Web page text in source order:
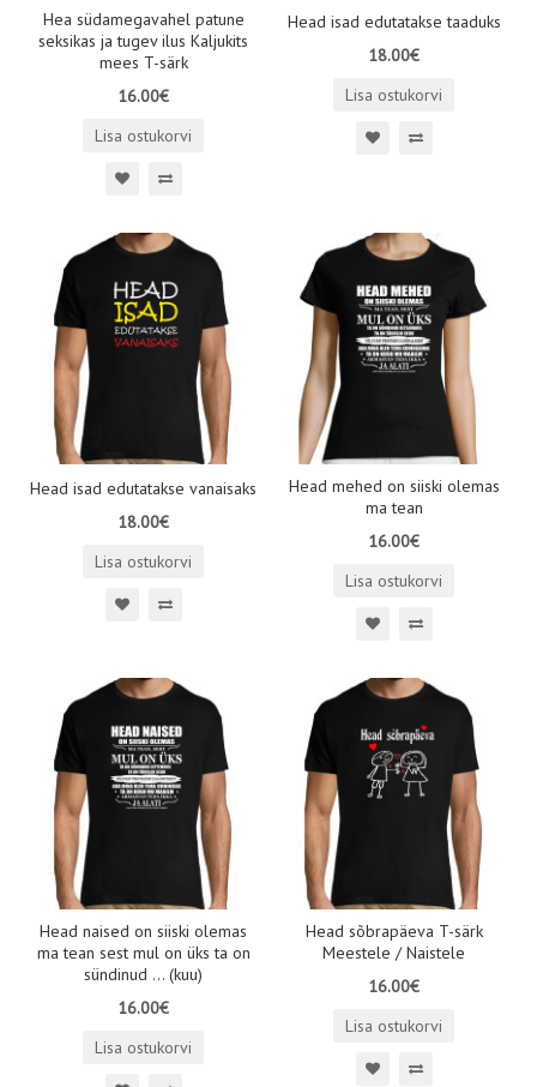
Hea südamegavahel patune
seksikas ja tugev ilus Kaljukits
mees T-särk
16.00€
Lisa ostukorvi
Head isad edutatakse taaduks
18.00€
Lisa ostukorvi
Head isad edutatakse vanaisaks
18.00€
Lisa ostukorvi
Head mehed on siiski olemas
ma tean
16.00€
Lisa ostukorvi
Head naised on siiski olemas
ma tean sest mul on üks ta on
sündinud ... (kuu)
16.00€
Lisa ostukorvi
Head sõbrapäeva T-särk
Meestele / Naistele
16.00€
Lisa ostukorvi